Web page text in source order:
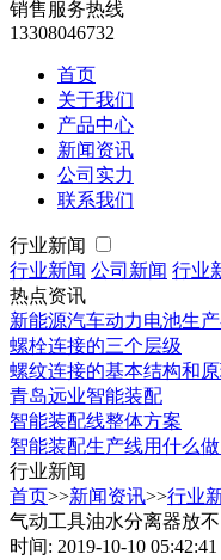
销售服务热线
13308046732
首页
关于我们
产品中心
新闻资讯
公司实力
联系我们
行业新闻
行业新闻 公司新闻 行业
热点资讯
新能源汽车动力电池生
螺栓连接的三个层级
螺纹连接的基本结构和
青岛远业智能装配
智能装配线整体方案
智能装配生产线用什么
行业新闻
首页>>新闻资讯>>行业
气动工具油水分离器放
时间: 2019-10-10 05:42:41